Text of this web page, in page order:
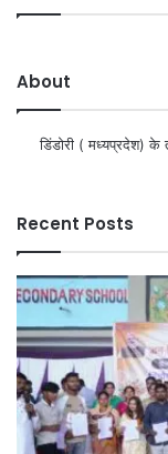
About
डिंडोरी ( मध्यप्रदेश) के
Recent Posts